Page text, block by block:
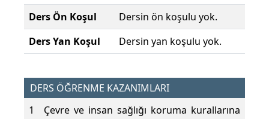
Ders Ön Koşul
Dersin ön koşulu yok.
Ders Yan Koşul
Dersin yan koşulu yok.
DERS ÖĞRENME KAZANIMLARI
1
Çevre ve insan sağlığı koruma kurallarına